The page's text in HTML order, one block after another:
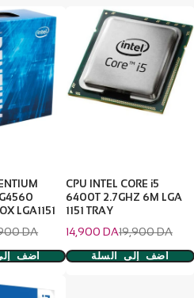
LGA1151
DA
أضف
CPU INTEL CORE i5
6400T 2.7GHZ 6M LGA
1151 TRAY
سعر
14,900 DAالسعر
19,900 DA
أضف إلى السلة